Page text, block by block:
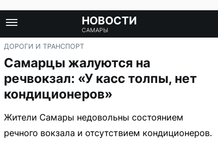
НОВОСТИ
САМАРЫ
ДОРОГИ И ТРАНСПОРТ
Самарцы жалуются на
речвокзал: «У касс толпы, нет
кондиционеров»
Жители Самары недовольны состоянием
речного вокзала и отсутствием кондиционеров.